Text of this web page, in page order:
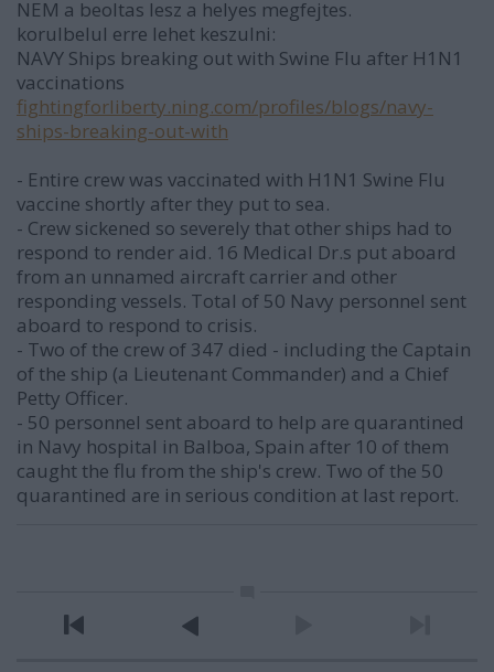
NEM a beoltas lesz a helyes megfejtes.
korulbelul erre lehet keszulni:
NAVY Ships breaking out with Swine Flu after H1N1
vaccinations
fightingforliberty.ning.com/profiles/blogs/navy-
ships-breaking-out-with
- Entire crew was vaccinated with H1N1 Swine Flu
vaccine shortly after they put to sea.
- Crew sickened so severely that other ships had to
respond to render aid. 16 Medical Dr.s put aboard
from an unnamed aircraft carrier and other
responding vessels. Total of 50 Navy personnel sent
aboard to respond to crisis.
- Two of the crew of 347 died - including the Captain
of the ship (a Lieutenant Commander) and a Chief
Petty Officer.
- 50 personnel sent aboard to help are quarantined
in Navy hospital in Balboa, Spain after 10 of them
caught the flu from the ship's crew. Two of the 50
quarantined are in serious condition at last report.